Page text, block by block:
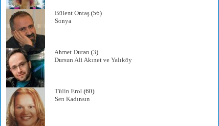
Bülent Öntaş (56)
Sonya
Ahmet Duran (3)
Dursun Ali Akınet ve Yalıköy
Tülin Erol (60)
Sen Kadınsın